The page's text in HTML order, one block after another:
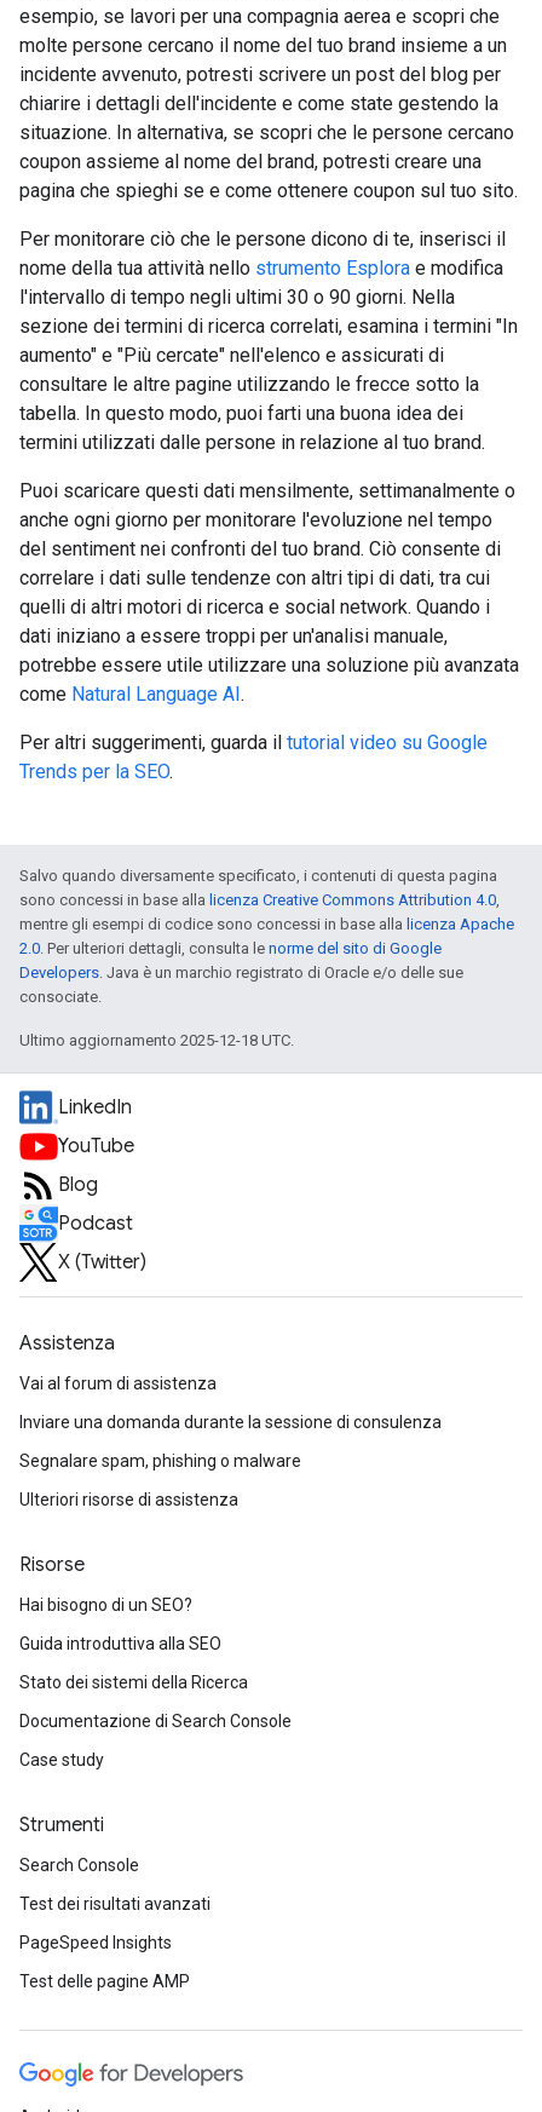
esempio, se lavori per una compagnia aerea e scopri che
molte persone cercano il nome del tuo brand insieme a un
incidente avvenuto, potresti scrivere un post del blog per
chiarire i dettagli dell'incidente e come state gestendo la
situazione. In alternativa, se scopri che le persone cercano
coupon assieme al nome del brand, potresti creare una
pagina che spieghi se e come ottenere coupon sul tuo sito.
Per monitorare ciò che le persone dicono di te, inserisci il
nome della tua attività nello strumento Esplora e modifica
l'intervallo di tempo negli ultimi 30 o 90 giorni. Nella
sezione dei termini di ricerca correlati, esamina i termini "In
aumento" e "Più cercate" nell'elenco e assicurati di
consultare le altre pagine utilizzando le frecce sotto la
tabella. In questo modo, puoi farti una buona idea dei
termini utilizzati dalle persone in relazione al tuo brand.
Puoi scaricare questi dati mensilmente, settimanalmente o
anche ogni giorno per monitorare l'evoluzione nel tempo
del sentiment nei confronti del tuo brand. Ciò consente di
correlare i dati sulle tendenze con altri tipi di dati, tra cui
quelli di altri motori di ricerca e social network. Quando i
dati iniziano a essere troppi per un'analisi manuale,
potrebbe essere utile utilizzare una soluzione più avanzata
come Natural Language AI.
Per altri suggerimenti, guarda il tutorial video su Google
Trends per la SEO.
Salvo quando diversamente specificato, i contenuti di questa pagina
sono concessi in base alla licenza Creative Commons Attribution 4.0
mentre gli esempi di codice sono concessi in base alla licenza Apache
2.0 . Per ulteriori dettagli, consulta le norme del sito di Google
Developers . Java è un marchio registrato di Oracle e/o delle sue
consociate.
Ultimo aggiornamento 2025-12-18 UTC.
LinkedIn
YouTube
Blog
Podcast
X (Twitter)
Assistenza
Vai al forum di assistenza
Inviare una domanda durante la sessione di consulenza
Segnalare spam, phishing o malware
Ulteriori risorse di assistenza
Risorse
Hai bisogno di un SEO?
Guida introduttiva alla SEO
Stato dei sistemi della Ricerca
Documentazione di Search Console
Case study
Strumenti
Search Console
Test dei risultati avanzati
PageSpeed Insights
Test delle pagine AMP